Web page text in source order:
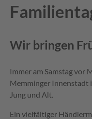
Wir bringen
Immer am Samstag vor
Memminger Innenstadt
Jung und Alt.
Ein vielfältiger